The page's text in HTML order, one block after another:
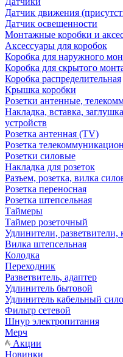
Датчик движения
Датчик освещенности
Монтажные коробки и
Аксессуары для коробок
Коробка для наружного
Коробка для скрытого
Коробка распределительная
Крышка коробки
Розетки антенные,
Накладка, вставка,
устройств
Розетка антенная (TV)
Розетка
Розетки силовые
Накладка для розеток
Разъем, розетка, вилка
Розетка переносная
Розетка штепсельная
Таймеры
Таймер розеточный
Удлинители,
Вилка штепсельная
Колодка
Переходник
Разветвитель, адаптер
Удлинитель бытовой
Удлинитель кабельный
Фильтр сетевой
Шнур электропитания
Мерч
Акции
Новинки